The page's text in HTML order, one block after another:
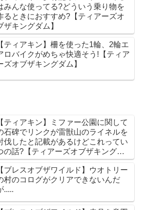
みんな使ってる?どういう乗り物を
るときにおすすめ?【ティアーズオ
ザキングダム】
【ティアキン】柵を使った1輪、2輪エ
ロバイクがめちゃ快適そう!【ティア
ズオブザキングダム】
【ティアキン】ミファー公園に関して
石碑でリンクが雷獣山のライネルを
伐したと記載があるけどこれってい
の話?【ティアーズオブザキングダ
】
【ブレスオブザワイルド】ウオトリー
村のコログがクリアできないんだ
.....